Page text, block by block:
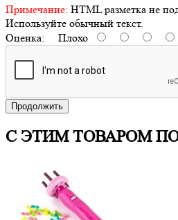
Примечание: HTML разметка не
Используйте обычный текст.
Оценка: Плохо
Продолжить
С ЭТИМ ТОВАРОМ